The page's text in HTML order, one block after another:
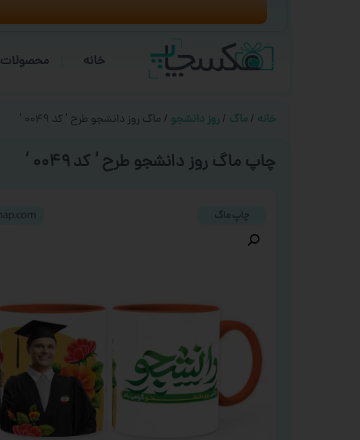
خانه محصولات
خانه / ماگ / روز دانشجو / ماگ روز دانشجو طرح ‘ کد ۰۰۴۹ ‘
چاپ ماگ روز دانشجو طرح ‘ کد ۰۰۴۹ ‘